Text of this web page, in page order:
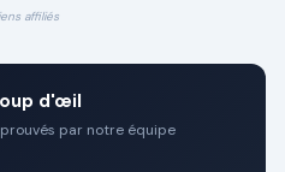
affiliés
d'œil
par notre équipe